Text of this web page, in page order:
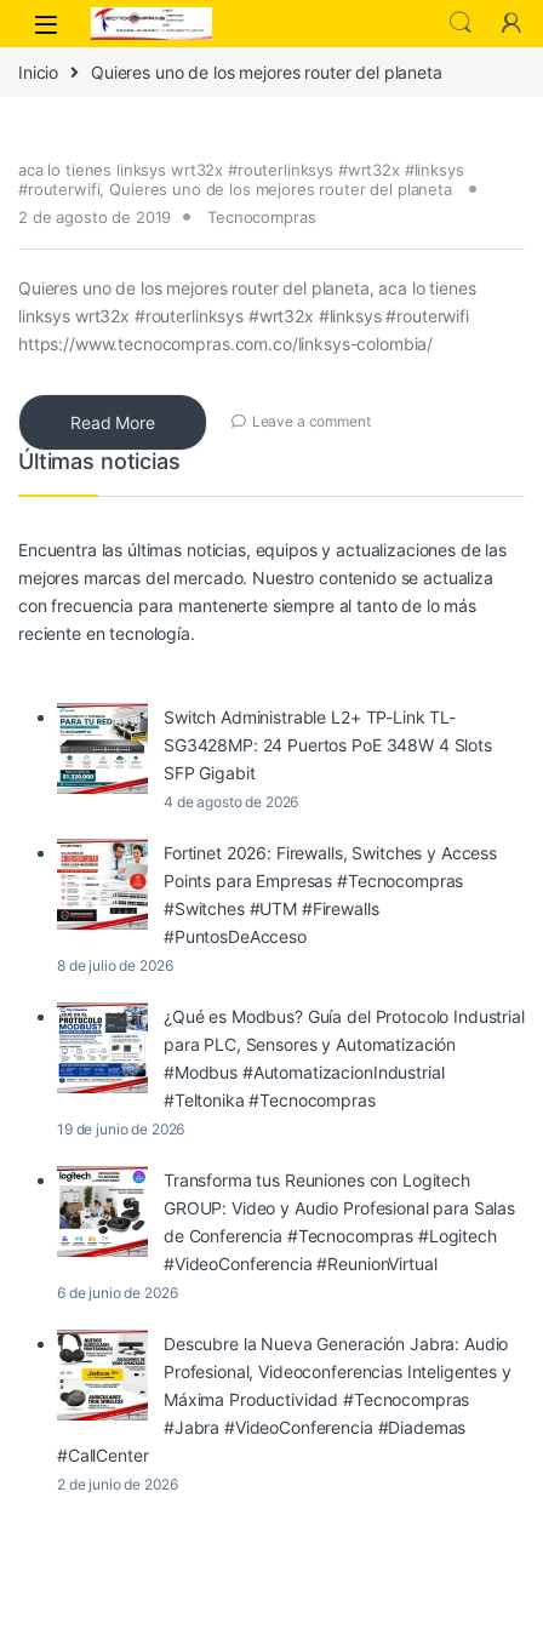
Inicio Quieres uno de los mejores router del planeta
aca lo tienes linksys wrt32x #routerlinksys #wrt32x #linksys
#routerwifi Quieres uno de los mejores router del planeta
2 de agosto de 2019
Tecnocompras
Quieres uno de los mejores router del planeta, aca lo tienes
linksys wrt32x #routerlinksys #wrt32x #linksys #routerwifi
https://www.tecnocompras.com.co/linksys-colombia/
Read More Leave a comment
Últimas noticias
Encuentra las últimas noticias, equipos y actualizaciones de las
mejores marcas del mercado. Nuestro contenido se actualiza
con frecuencia para mantenerte siempre al tanto de lo más
reciente en tecnología.
Switch Administrable L2+ TP-Link TL-
SG3428MP: 24 Puertos PoE 348W 4 Slots
SFP Gigabit
4 de agosto de 2026
Fortinet 2026: Firewalls, Switches y Access
Points para Empresas #Tecnocompras
#Switches #UTM #Firewalls
#PuntosDeAcceso
8 de julio de 2026
¿Qué es Modbus? Guía del Protocolo Industrial
para PLC, Sensores y Automatización
#Modbus #AutomatizacionIndustrial
#Teltonika #Tecnocompras
19 de junio de 2026
Transforma tus Reuniones con Logitech
GROUP: Video y Audio Profesional para Salas
de Conferencia #Tecnocompras #Logitech
#VideoConferencia #ReunionVirtual
6 de junio de 2026
Descubre la Nueva Generación Jabra: Audio
Profesional, Videoconferencias Inteligentes y
Máxima Productividad #Tecnocompras
#Jabra #VideoConferencia #Diademas
#CallCenter
2 de junio de 2026